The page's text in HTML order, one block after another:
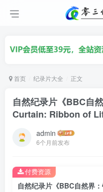
首页 纪录片大全 正文
自然纪录片《BBC自
Curtain: Ribbon of
admin
6个月前发布
付费资源